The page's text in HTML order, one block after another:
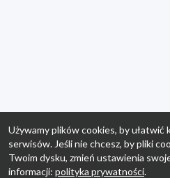
Używamy plików cookies, by ułatwić
serwisów. Jeśli nie chcesz, by pliki
Twoim dysku, zmień ustawienia
informacji: polityka prywatności.